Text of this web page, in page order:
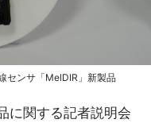
センサ「MelDIR」新製品
に関する記者説明会